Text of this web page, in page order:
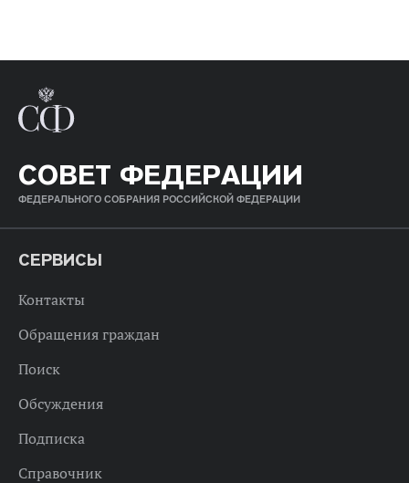
СОВЕТ ФЕДЕРАЦИИ
ФЕДЕРАЛЬНОГО СОБРАНИЯ РОССИЙСКОЙ ФЕДЕРАЦИИ
СЕРВИСЫ
Контакты
Обращения граждан
Поиск
Обсуждения
Подписка
Справочник